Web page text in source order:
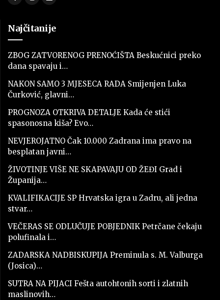
Najčitanije
ZBOG ZATVORENOG PRENOĆIŠTA Beskućnici preko
dana spavaju i…
NAKON SAMO 3 MJESECA RADA Smijenjen Luka
Čurković, glavni…
PROGNOZA OTKRIVA DETALJE Kada će stići
spasonosna kiša? Evo…
NEVJEROJATNO Čak 10.000 Zadrana ima pravo na
besplatan javni…
ŽIVOTINJE VIŠE NE SKAPAVAJU OD ŽEĐI Grad i
Županija…
KVALIFIKACIJE SP Hrvatska igra u Zadru, ali jedna
stvar…
VEČERAS SE ODLUČUJE POBJEDNIK Petrčane čekaju
polufinala i…
ZADARSKA NADBISKUPIJA Preminula s. M. Valburga
(Josica)…
SUTRA NA PIJACI Fešta autohtonih sorti i zlatnih
maslinovih…